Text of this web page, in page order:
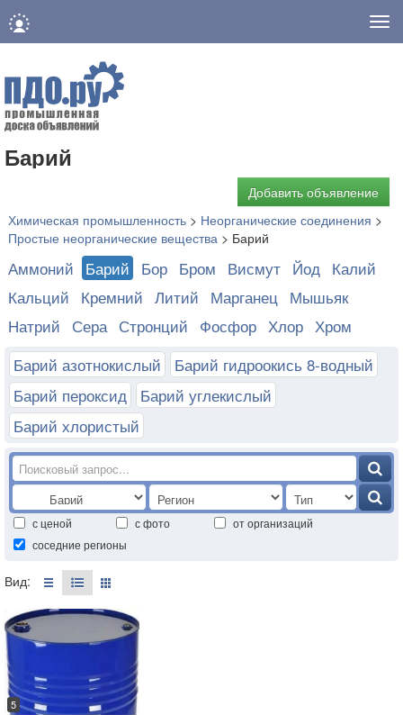
Барий
Добавить объявление
Химическая промышленность > Неорганические соединения >
Простые неорганические вещества > Барий
Аммоний Барий Бор Бром Висмут Йод Калий
Кальций Кремний Литий Марганец Мышьяк
Натрий Сера Стронций Фосфор Хлор Хром
Барий азотнокислый
Барий гидроокись 8-водный
Барий пероксид
Барий углекислый
Барий хлористый
с ценой с фото
от организаций
соседние регионы
Вид:
5